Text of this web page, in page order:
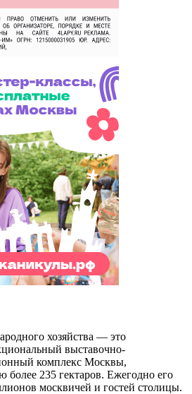
хозяйства — это
выставочно-
комплекс Москвы,
235 гектаров. Ежегодно его
москвичей и гостей столицы.